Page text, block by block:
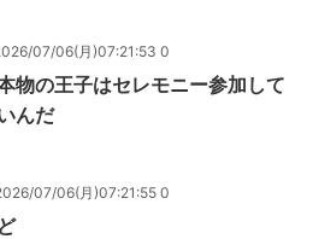
07/06(月)07:21:53 0
物の王子はセレモニー参加して
んだ
07/06(月)07:21:55 0